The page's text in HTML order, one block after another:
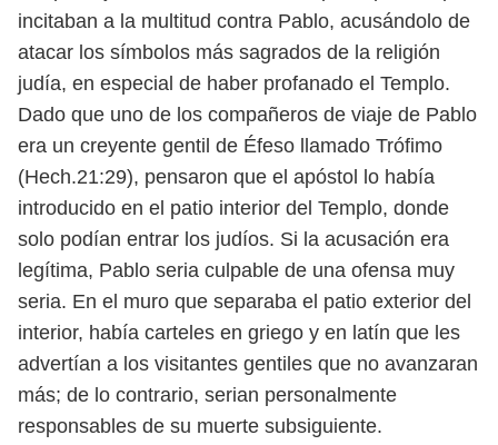
incitaban a la multitud contra Pablo, acusándolo de
atacar los símbolos más sagrados de la religión
judía, en especial de haber profanado el Templo.
Dado que uno de los compañeros de viaje de Pablo
era un creyente gentil de Éfeso llamado Trófimo
(Hech.21:29), pensaron que el apóstol lo había
introducido en el patio interior del Templo, donde
solo podían entrar los judíos. Si la acusación era
legítima, Pablo seria culpable de una ofensa muy
seria. En el muro que separaba el patio exterior del
interior, había carteles en griego y en latín que les
advertían a los visitantes gentiles que no avanzaran
más; de lo contrario, serian personalmente
responsables de su muerte subsiguiente.